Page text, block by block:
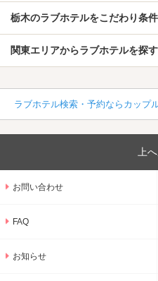
栃木のラブホテルをこだわり条
関東エリアからラブホテルを探す
ラブホテル検索・予約ならカップ
上
お問い合わせ
FAQ
お知らせ